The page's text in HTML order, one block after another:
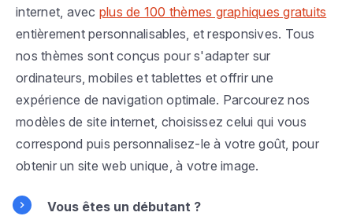
internet, avec plus de 100 thèmes graphiques gratuits
entièrement personnalisables, et responsives. Tous
nos thèmes sont conçus pour s'adapter sur
ordinateurs, mobiles et tablettes et offrir une
expérience de navigation optimale. Parcourez nos
modèles de site internet, choisissez celui qui vous
correspond puis personnalisez-le à votre goût, pour
obtenir un site web unique, à votre image.
Vous êtes un débutant ?